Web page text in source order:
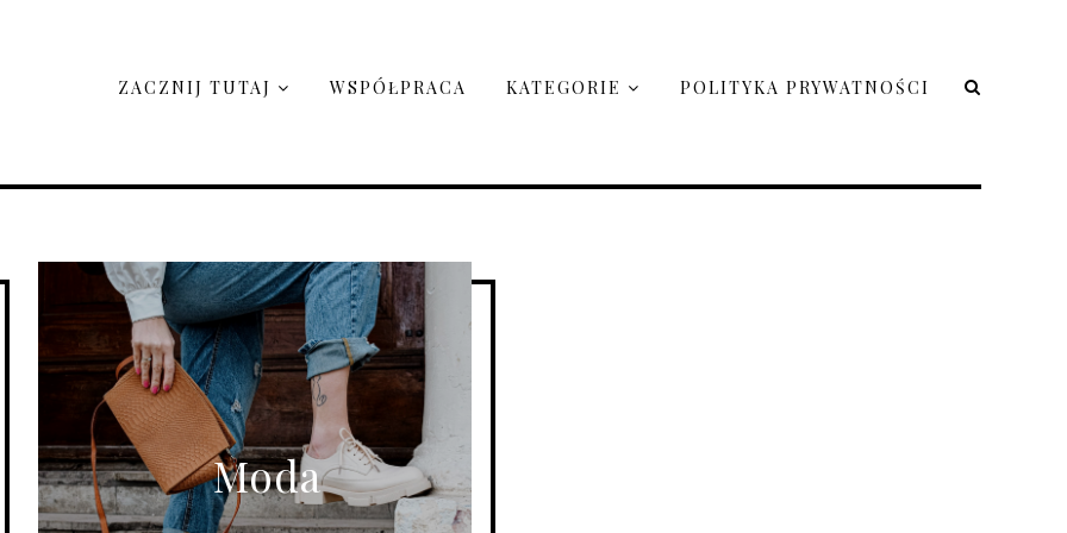
ZACZNIJ TUTAJ WSPÓŁPRACA KATEGORIE POLITYKA PRYWATNOŚCI
Moda